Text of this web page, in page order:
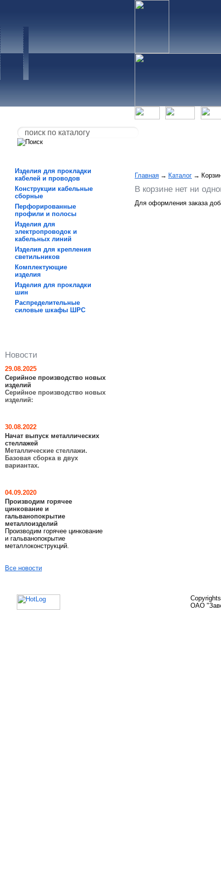
Изделия для прокладки
кабелей и проводов
Конструкции кабельные
сборные
Перфорированные
профили и полосы
Изделия для
электропроводок и
кабельных линий
Изделия для крепления
светильников
Комплектующие
изделия
Изделия для прокладки
шин
Распределительные
силовые шкафы ШРC
Новости
29.08.2025
Серийное производство новых
изделий
Серийное производство новых
изделий:
30.08.2022
Начат выпуск металлических
стеллажей
Металлические стеллажи.
Базовая сборка в двух
вариантах.
04.09.2020
Производим горячее
цинкование и
гальванопокрытие
металлоизделий
Производим горячее цинкование
и гальванопокрытие
металлоконструкций.
Все новости
Главная → Каталог →
В корзине нет ни
Для оформления заказа
ОАО